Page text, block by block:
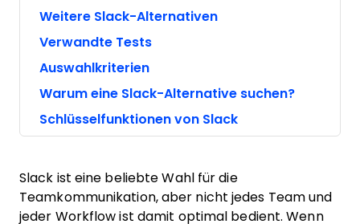
Weitere Slack-Alternativen
Verwandte Tests
Auswahlkriterien
Warum eine Slack-Alternative suchen?
Schlüsselfunktionen von Slack
Slack ist eine beliebte Wahl für die
Teamkommunikation, aber nicht jedes Team und
jeder Workflow ist damit optimal bedient. Wenn